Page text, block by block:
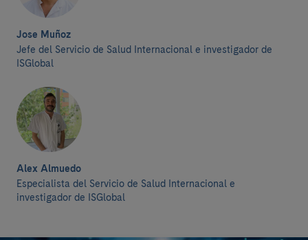
Jose Muñoz
Jefe del Servicio de Salud Internacional e investigador de
ISGlobal
Alex Almuedo
Especialista del Servicio de Salud Internacional e
investigador de ISGlobal